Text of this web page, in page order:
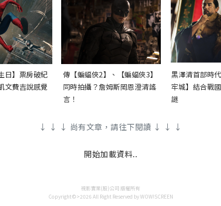
日】票房破紀
文費吉說感覺
傳【蝙蝠俠2】、【蝙蝠俠3】
同時拍攝？詹姆斯岡恩澄清謠
言！
黑澤清首部時
牢城】結合戰
謎
↓ ↓ ↓ 尚有文章，請往下閱讀 ↓ ↓ ↓
開始加載資料..
視影實業(股)公司 版權所有
Copyright©>2026 All Right Reserved by WOW!SCREEN